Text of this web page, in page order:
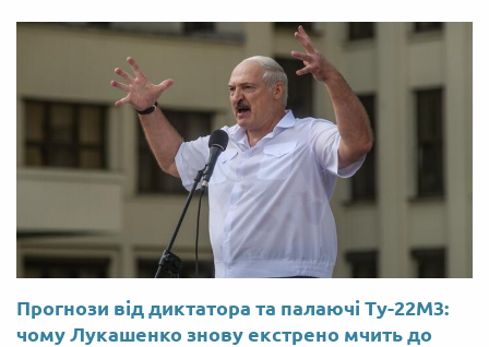
Прогнози від диктатора та палаючі Ту-22М3:
чому Лукашенко знову екстрено мчить до